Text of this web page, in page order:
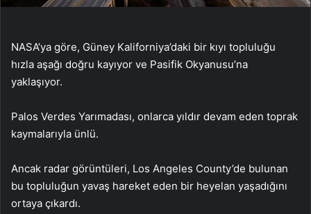
NASA’ya göre, Güney Kaliforniya’daki bir kıyı topluluğu
hızla aşağı doğru kayıyor ve Pasifik Okyanusu’na
yaklaşıyor.
Palos Verdes Yarımadası, onlarca yıldır devam eden toprak
kaymalarıyla ünlü.
Ancak radar görüntüleri, Los Angeles County’de bulunan
bu topluluğun yavaş hareket eden bir heyelan yaşadığını
ortaya çıkardı.